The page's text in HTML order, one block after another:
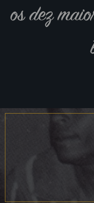
os dez